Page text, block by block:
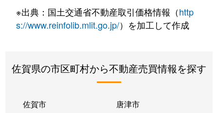
※出典：国土交通省不動産取引価格情報（http
s://www.reinfolib.mlit.go.jp/）を加工して作成
佐賀県の市区町村から不動産売買情報を探す
佐賀市 唐津市